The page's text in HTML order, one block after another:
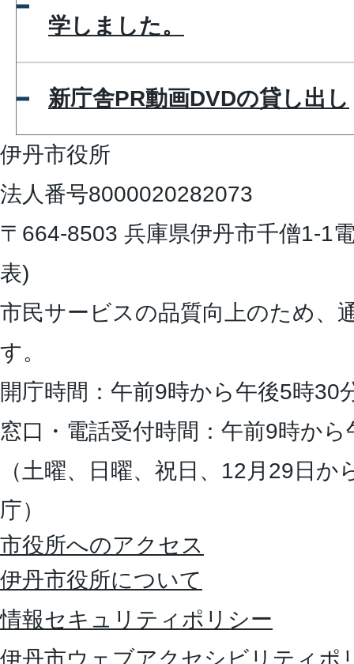
学しました。
新庁舎PR動画DVDの貸し出し
伊丹市役所
法人番号8000020282073
〒664-8503 兵庫県伊丹市千僧1-1
表)
市民サービスの品質向上のため、
す。
開庁時間：午前9時から午後5時30
窓口・電話受付時間：午前9時か
（土曜、日曜、祝日、12月29日
庁）
市役所へのアクセス
伊丹市役所について
情報セキュリティポリシー